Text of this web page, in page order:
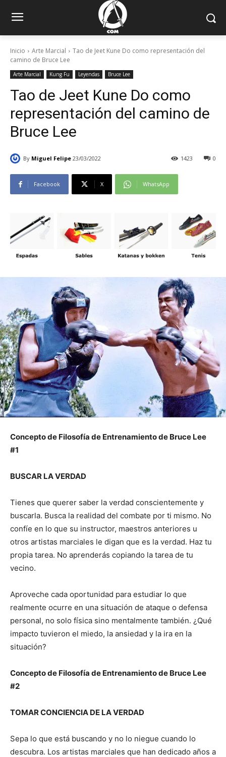
Inicio Arte Marcial
Tao de Jeet Kune Do como representación del
camino de Bruce Lee
Arte Marcial Kung Fu Leyendas Bruce Lee
Tao de Jeet Kune Do como
representación del camino de
Bruce Lee
By Miguel Felipe 23/03/2022 0
1423
Facebook X WhatsApp
Concepto de Filosofía de Entrenamiento de Bruce Lee
#1
BUSCAR LA VERDAD
Tienes que querer saber la verdad conscientemente y
buscarla. Busca la realidad del combate por ti mismo. No
confíe en lo que su instructor, maestros anteriores u
otros artistas marciales le digan que es la verdad. Haz tu
propia tarea. No aprenderás copiando la tarea de tu
vecino.
Aproveche cada oportunidad para estudiar lo que
realmente ocurre en una situación de ataque o defensa
personal, no solo física sino mentalmente también. ¿Qué
impacto tuvieron el miedo, la ansiedad y la ira en la
situación?
Concepto de Filosofía de Entrenamiento de Bruce Lee
#2
TOMAR CONCIENCIA DE LA VERDAD
Sepa lo que está buscando y no lo niegue cuando lo
descubra. Los artistas marciales que han dedicado años a